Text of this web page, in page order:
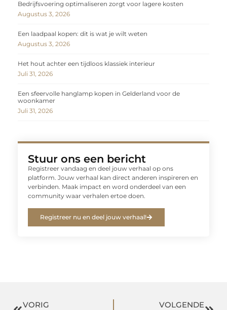
Bedrijfsvoering optimaliseren zorgt voor lagere kosten
Augustus 3, 2026
Een laadpaal kopen: dit is wat je wilt weten
Augustus 3, 2026
Het hout achter een tijdloos klassiek interieur
Juli 31, 2026
Een sfeervolle hanglamp kopen in Gelderland voor de
woonkamer
Juli 31, 2026
Stuur ons een bericht
Registreer vandaag en deel jouw verhaal op ons
platform. Jouw verhaal kan direct anderen inspireren en
verbinden. Maak impact en word onderdeel van een
community waar verhalen ertoe doen.
Registreer nu en deel jouw verhaal!
VORIG VOLGENDE